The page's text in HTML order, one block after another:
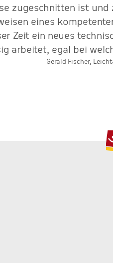
zugeschnitten ist
eines
Zeit ein neues
arbeitet, egal bei
Gerald Fischer,